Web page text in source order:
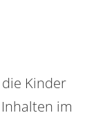
Kinder
im